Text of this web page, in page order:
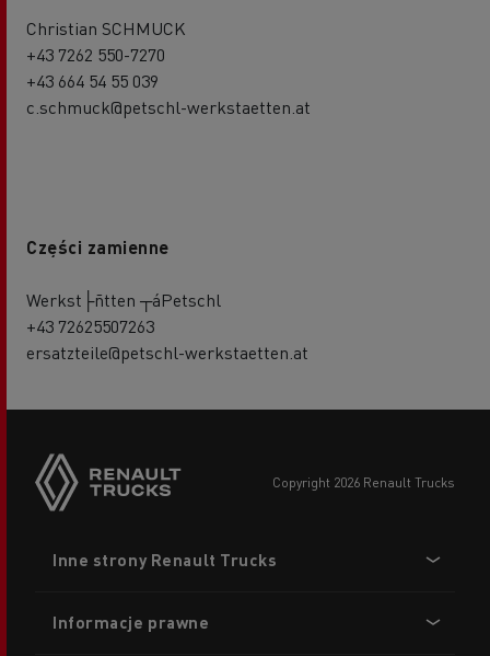
Christian SCHMUCK
+43 7262 550-7270
+43 664 54 55 039
c.schmuck@petschl-werkstaetten.at
Części zamienne
Werkst├ñtten ┬áPetschl
+43 72625507263
ersatzteile@petschl-werkstaetten.at
copyright 2026 Renault Trucks
menu
Inne strony Renault Trucks
Informacje prawne